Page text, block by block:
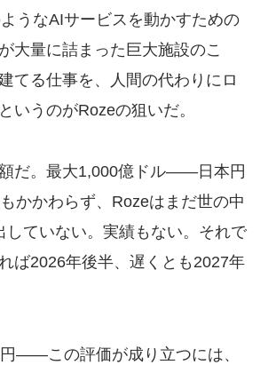
うなAIサービスを動かすための
大量に詰まった巨大施設のこ
てる仕事を、人間の代わりにロ
いうのがRozeの狙いだ。
だ。最大1,000億ドル——日本円
かかわらず、Rozeはまだ世の中
していない。実績もない。それで
ば2026年後半、遅くとも2027年
——この評価が成り立つには、